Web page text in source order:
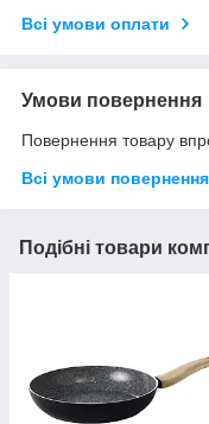
Всі умови оплати
Умови повернення
Повернення товару
Всі умови повернення
Подібні товари